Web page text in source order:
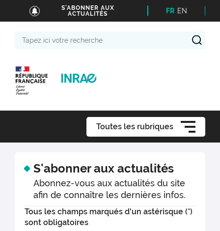
S'ABONNER AUX
ACTUALITÉS
FR EN
Toutes les rubriques
S'abonner aux actualités
Abonnez-vous aux actualités du site
afin de connaître les dernières infos.
Tous les champs marqués d'un astérisque (*)
sont obligatoires